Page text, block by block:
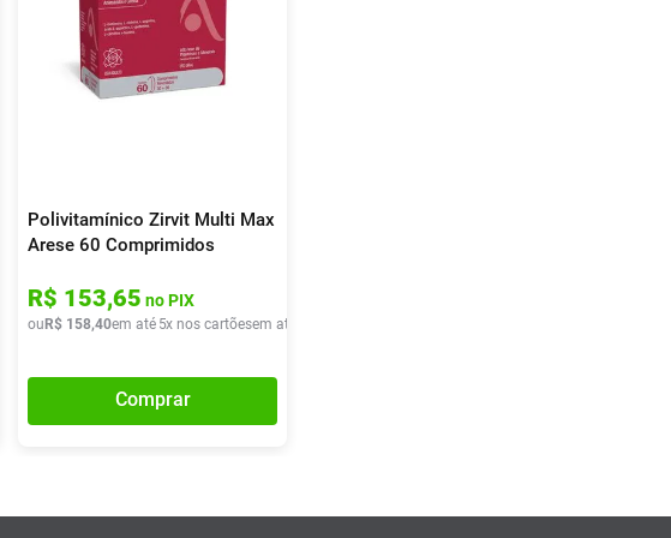
x deR$ 59,40
Polivitamínico Zirvit Multi Max
Arese 60 Comprimidos
R$ 153,65 no PIX
ou R$ 158,40em até 5x nos cartõesem até
Comprar